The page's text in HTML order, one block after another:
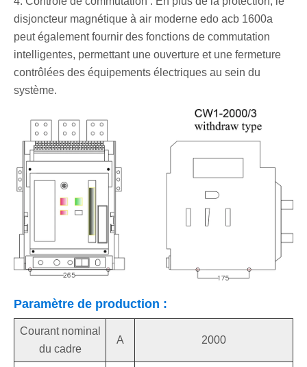
disjoncteur magnétique à air moderne edo acb 1600a
peut également fournir des fonctions de commutation
intelligentes, permettant une ouverture et une fermeture
contrôlées des équipements électriques au sein du
système.
Paramètre de production :
Courant nominal
du cadre
A 2000